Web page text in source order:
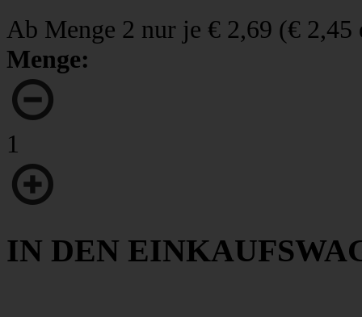
Ab Menge 2 nur je € 2,69 (€ 2,45
Menge:
1
IN DEN